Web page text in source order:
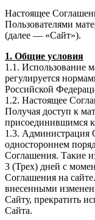
Настоящее
Пользователями
(далее — «Сайт»).
1. Общие условия
1.1. Использование
регулируется
Российской
1.2. Настоящее
Получая доступ к
присоединившимся
1.3. Администрация
одностороннем
Соглашения. Такие
3 (Трех) дней с
Соглашения на
внесенными
Сайту, прекратить
Сайта.